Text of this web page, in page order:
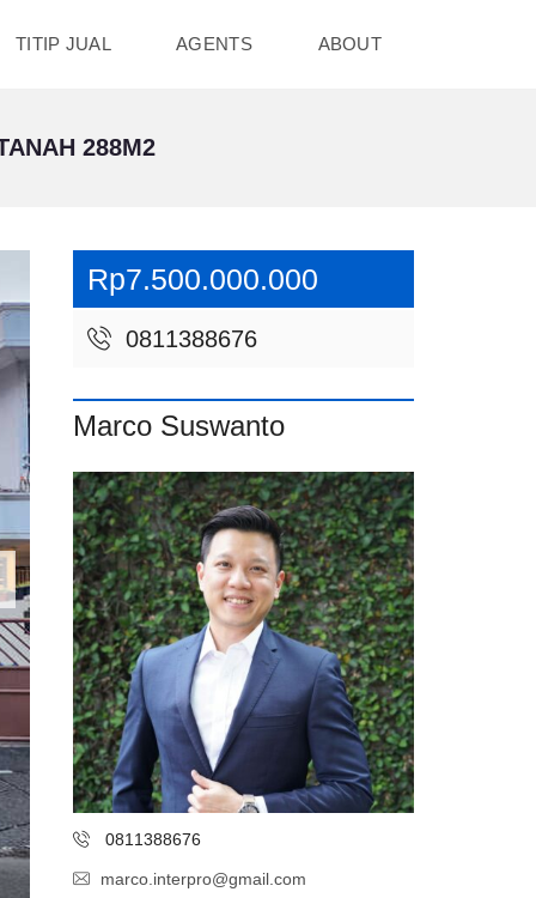
TITIP JUAL AGENTS ABOUT
288M2
Rp7.500.000.000
0811388676
Marco Suswanto
0811388676
marco.interpro@gmail.com